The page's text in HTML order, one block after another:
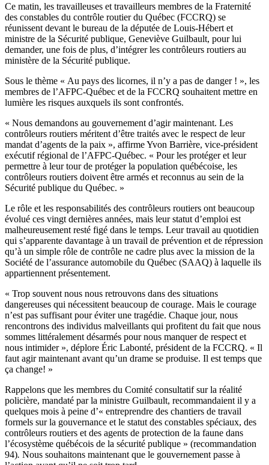
Ce matin, les travailleuses et travailleurs membres de la Fraternité
des constables du contrôle routier du Québec (FCCRQ) se
réunissent devant le bureau de la députée de Louis-Hébert et
ministre de la Sécurité publique, Geneviève Guilbault, pour lui
demander, une fois de plus, d’intégrer les contrôleurs routiers au
ministère de la Sécurité publique.
Sous le thème « Au pays des licornes, il n’y a pas de danger ! », les
membres de l’AFPC-Québec et de la FCCRQ souhaitent mettre en
lumière les risques auxquels ils sont confrontés.
« Nous demandons au gouvernement d’agir maintenant. Les
contrôleurs routiers méritent d’être traités avec le respect de leur
mandat d’agents de la paix », affirme Yvon Barrière, vice-président
exécutif régional de l’AFPC-Québec. « Pour les protéger et leur
permettre à leur tour de protéger la population québécoise, les
contrôleurs routiers doivent être armés et reconnus au sein de la
Sécurité publique du Québec. »
Le rôle et les responsabilités des contrôleurs routiers ont beaucoup
évolué ces vingt dernières années, mais leur statut d’emploi est
malheureusement resté figé dans le temps. Leur travail au quotidien
qui s’apparente davantage à un travail de prévention et de répression
qu’à un simple rôle de contrôle ne cadre plus avec la mission de la
Société de l’assurance automobile du Québec (SAAQ) à laquelle ils
appartiennent présentement.
« Trop souvent nous nous retrouvons dans des situations
dangereuses qui nécessitent beaucoup de courage. Mais le courage
n’est pas suffisant pour éviter une tragédie. Chaque jour, nous
rencontrons des individus malveillants qui profitent du fait que nous
sommes littéralement désarmés pour nous manquer de respect et
nous intimider », déplore Éric Labonté, président de la FCCRQ. « Il
faut agir maintenant avant qu’un drame se produise. Il est temps que
ça change! »
Rappelons que les membres du Comité consultatif sur la réalité
policière, mandaté par la ministre Guilbault, recommandaient il y a
quelques mois à peine d’« entreprendre des chantiers de travail
formels sur la gouvernance et le statut des constables spéciaux, des
contrôleurs routiers et des agents de protection de la faune dans
l’écosystème québécois de la sécurité publique » (recommandation
94). Nous souhaitons maintenant que le gouvernement passe à